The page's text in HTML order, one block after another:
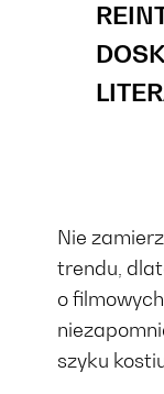
Nie
trendu,
o
szyku